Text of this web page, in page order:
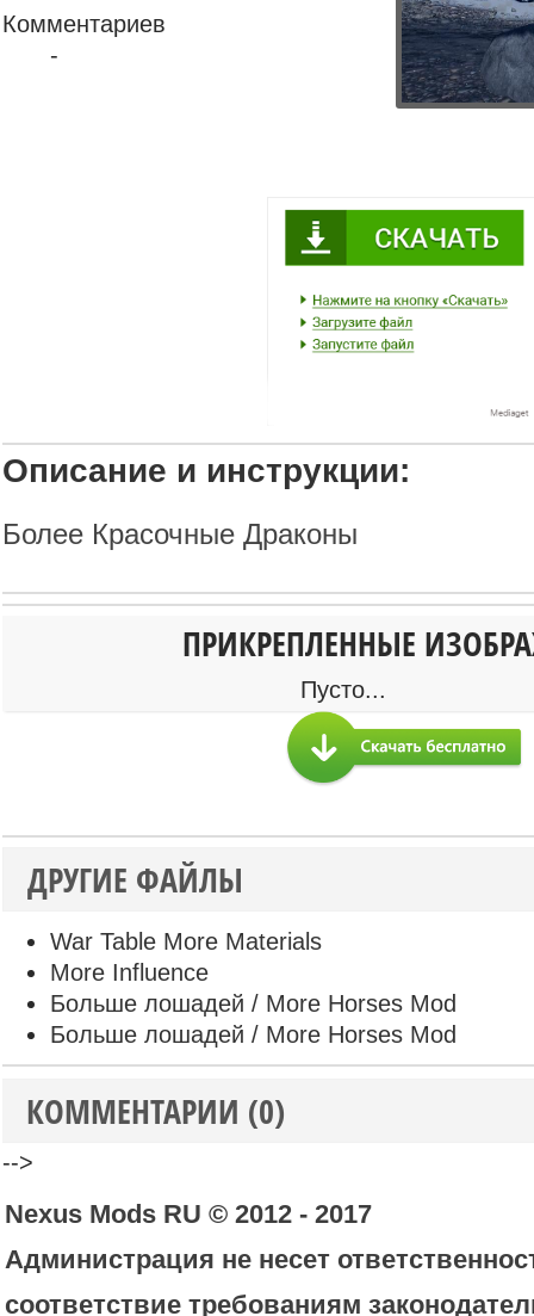
Комментариев
-
Описание и инструкции:
Более Красочные Драконы
ПРИКРЕПЛЕННЫЕ
Пусто...
ДРУГИЕ ФАЙЛЫ
War Table More Materials
More Influence
Больше лошадей / More Horses Mod
Больше лошадей / More Horses Mod
КОММЕНТАРИИ (0)
-->
Nexus Mods RU © 2012 - 2017
Администрация не несет
соответствие требованиям